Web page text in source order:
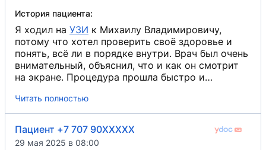
История пациента:
Я ходил на УЗИ ​ к Михаилу Владимировичу,
потому что хотел проверить своё здоровье и
понять, всё ли в порядке внутри. Врач был очень
внимательный, объяснил, что и как он смотрит
на экране. Процедура прошла быстро и
рассказал результаты и ответил на все мои
вопросы. Я доволен приёмом и благодарен за
профессионализм.
Читать полностью
Пациент +7 707 90XXXXX
29 мая 2025 в 08:00